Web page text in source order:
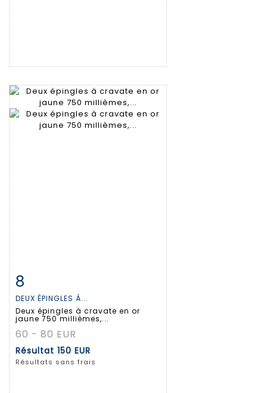
Fiche détaillée
8
DEUX ÉPINGLES À...
Deux épingles à cravate en or
jaune 750 millièmes,...
60 - 80 EUR
Résultat 150 EUR
Résultats sans frais